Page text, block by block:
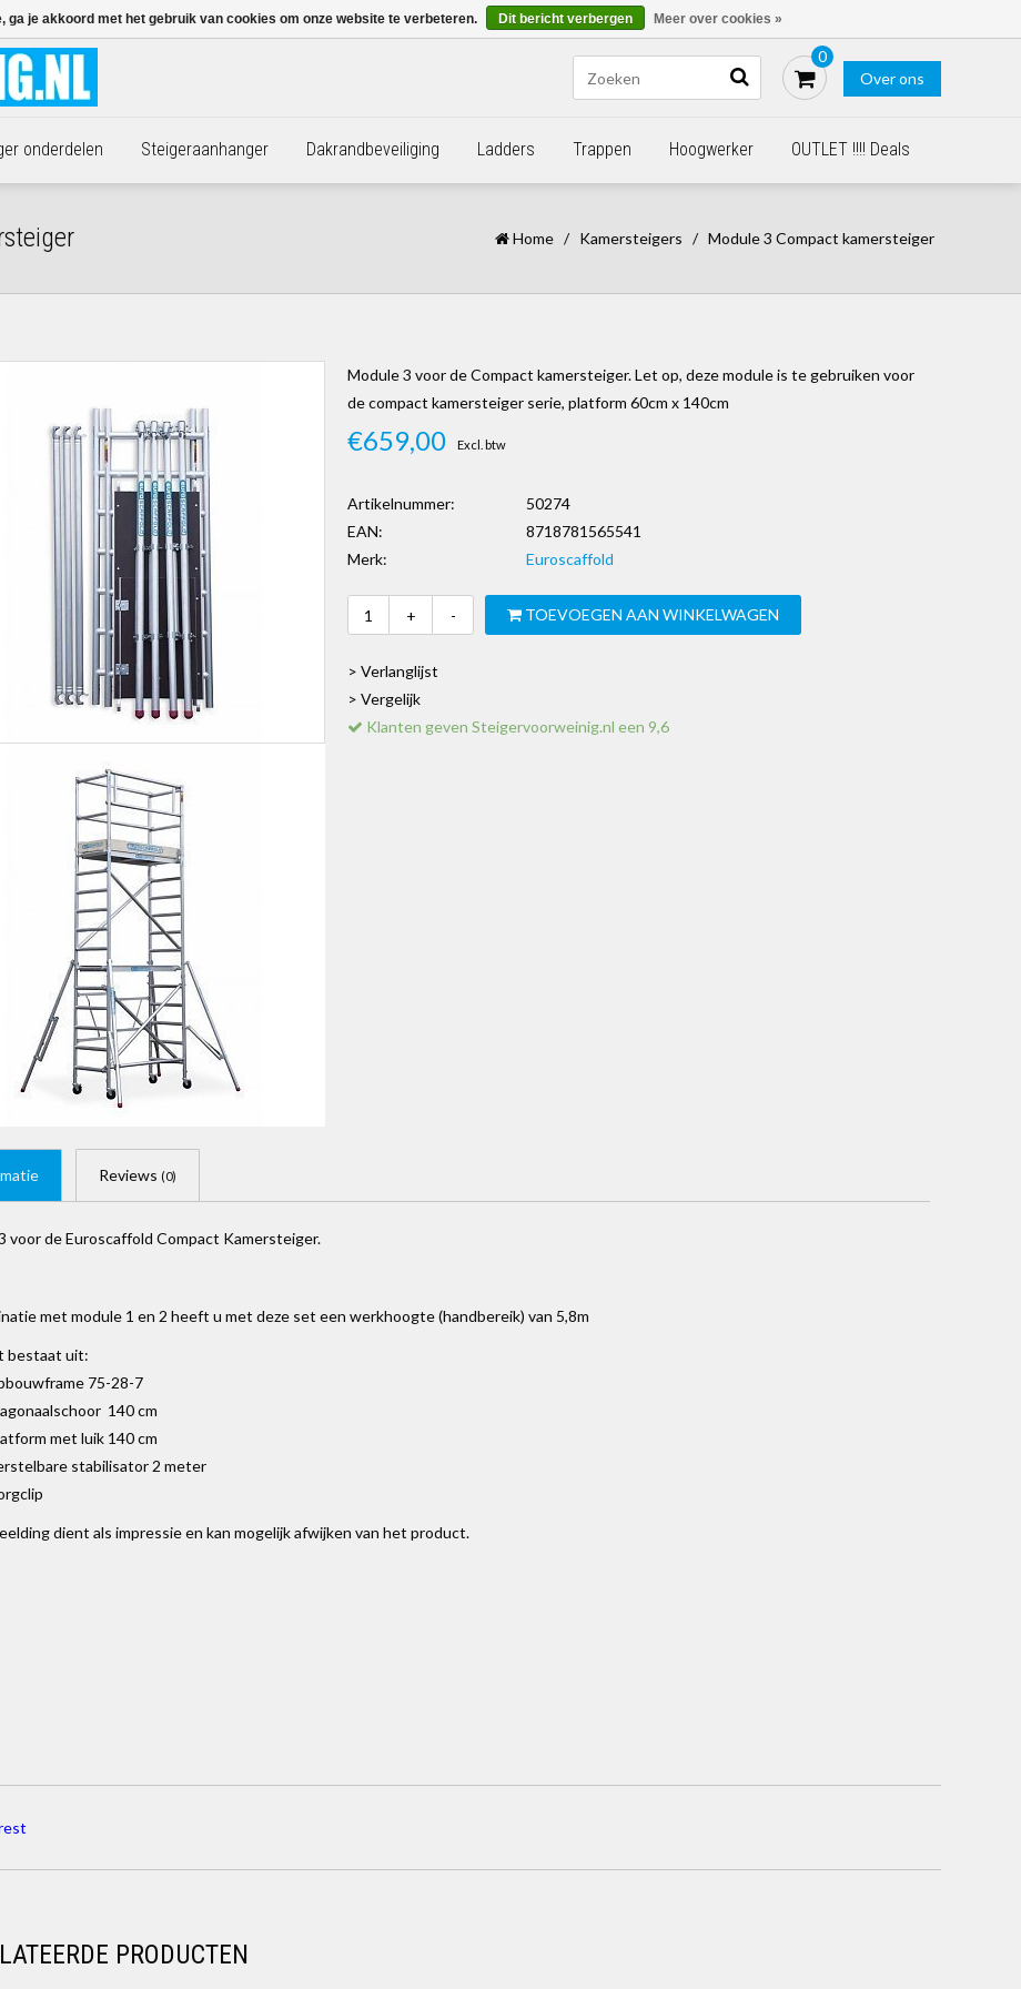
Blogs Bestellen - €0,00
Over ons
0
onderdelen Steigeraanhanger Dakrandbeveiliging Ladders Trappen Hoogwerker OUTLET !!!! Deals
Home / Kamersteigers / Module 3 Compact kamersteiger
Module 3 voor de Compact kamersteiger. Let op, deze module is te gebruiken voor
de compact kamersteiger serie, platform 60cm x 140cm
€659,00 Excl. btw
Artikelnummer:
50274
EAN:
8718781565541
Merk:
Euroscaffold
+ - TOEVOEGEN AAN WINKELWAGEN
> Verlanglijst
> Vergelijk
Klanten geven Steigervoorweinig.nl een 9,6
Reviews (0)
voor de Euroscaffold Compact Kamersteiger.
met module 1 en 2 heeft u met deze set een werkhoogte (handbereik) van 5,8m
bestaat uit:
75-28-7
140 cm
met luik 140 cm
stabilisator 2 meter
dient als impressie en kan mogelijk afwijken van het product.
PRODUCTEN
ga je akkoord met het gebruik van cookies om onze website te verbeteren. Dit bericht verbergen Meer over cookies »